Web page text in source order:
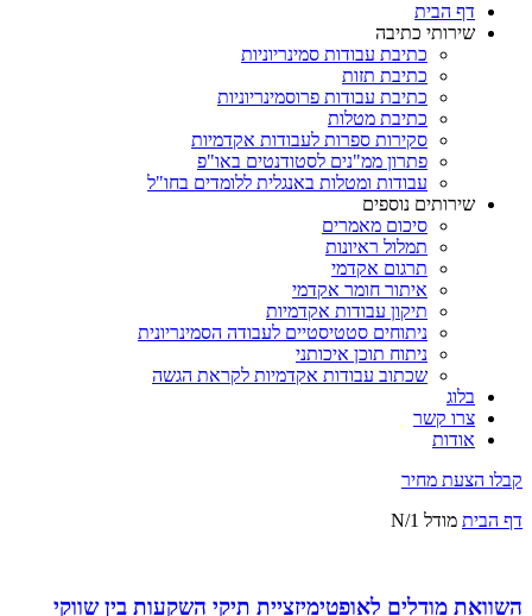
דף הבית
שירותי כתיבה
כתיבת עבודות סמינריוניות
כתיבת תזות
כתיבת עבודות פרוסמינריוניות
כתיבת מטלות
סקירות ספרות לעבודות אקדמיות
פתרון ממ"נים לסטודנטים באו"פ
עבודות ומטלות באנגלית ללומדים בחו"ל
שירותים נוספים
סיכום מאמרים
תמלול ראיונות
תרגום אקדמי
איתור חומר אקדמי
תיקון עבודות אקדמיות
ניתוחים סטטיסטיים לעבודה הסמינריונית
ניתוח תוכן איכותני
שכתוב עבודות אקדמיות לקראת הגשה
בלוג
צרו קשר
אודות
קבלו הצעת מחיר
דף הבית מודל 1/N
השוואת מודלים לאופטימיזציית תיקי השקעות בין שווקי